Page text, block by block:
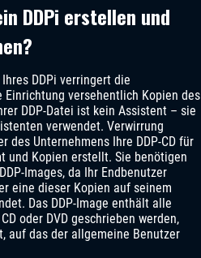
DDPi erstellen und
DDPi verringert die
Einrichtung versehentlich Kopien des
DDP-Datei ist kein Assistent – sie
verwendet. Verwirrung
des Unternehmens Ihre DDP-CD für
und Kopien erstellt. Sie benötigen
Images, da Ihr Endbenutzer
eine dieser Kopien auf seinem
Das DDP-Image enthält alle
oder DVD geschrieben werden,
auf das der allgemeine Benutzer